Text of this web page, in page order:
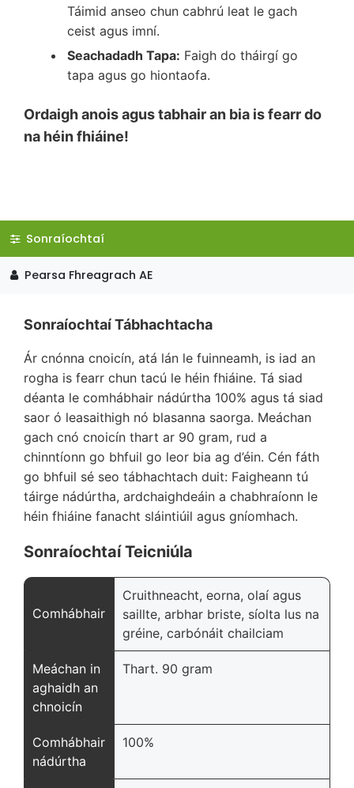
Táimid anseo chun cabhrú leat le gach
ceist agus imní.
Seachadadh Tapa: Faigh do tháirgí go
tapa agus go hiontaofa.
Ordaigh anois agus tabhair an bia is fearr do
na héin fhiáine!
Sonraíochtaí
Pearsa Fhreagrach AE
Sonraíochtaí Tábhachtacha
Ár cnónna cnoicín, atá lán le fuinneamh, is iad an
rogha is fearr chun tacú le héin fhiáine. Tá siad
déanta le comhábhair nádúrtha 100% agus tá siad
saor ó leasaithigh nó blasanna saorga. Meáchan
gach cnó cnoicín thart ar 90 gram, rud a
chinntíonn go bhfuil go leor bia ag d’éin. Cén fáth
go bhfuil sé seo tábhachtach duit: Faigheann tú
táirge nádúrtha, ardchaighdeáin a chabhraíonn le
héin fhiáine fanacht sláintiúil agus gníomhach.
Sonraíochtaí Teicniúla
Comhábhair
Cruithneacht, eorna, olaí agus
saillte, arbhar briste, síolta lus na
gréine, carbónáit chailciam
Meáchan in
aghaidh an
chnoicín
Thart. 90 gram
Comhábhair
nádúrtha
100%